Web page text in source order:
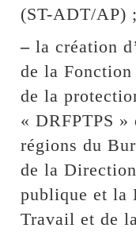
(ST-ADT/AP) ;
– la création
de la
de la
« DRFPTPS »
régions du
de la
publique et la
Travail et de